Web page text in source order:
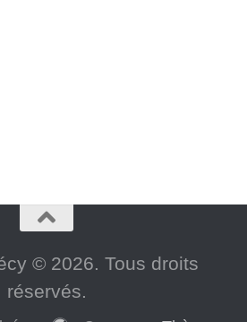
© 2026. Tous droits
réservés.